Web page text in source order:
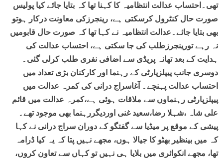
تھی۔احتساب عدالت انتظامیہ کا کہنا تھا کہ بتایا جائے کیا پولیس
صورت حال کنٹرول کرسکتی ہے، رینجرزکی معاونت درکار ہوتو
بھی بتایا جائے۔عدالت انتظامیہ نے کہا تھا کہ صورت حال قابومیں
نہ رہے تورینجرزطلب کی جا سکتی ہے، احتساب عدالت کی
ہدایت کے بعد تھانہ پریڈی سے اضافی نفری طلب کرلی گئی۔
دوسری جانب پیپلزپارٹی کے رہنما اور کارکنان بڑی تعداد میں
احتساب عدالت پہنچے۔ آغاسراج درانی کی کمرہ عدالت میں
پیپلزپارٹی رہنماوں سے ملاقات ہوئی ہے،کمرہ عدالت میں قائم
علی شاہ ،شہلا رضا،سعید غنی اوردیگررہنما بھی موجود تھے۔
پیشی کے موقع پر میڈیا سے گفتگو کے دوران سراج درانی نے کہا
کہ میں بینظیر بھٹو کا جیالا ہوں، مجھے نہیں پتا کہ یہ کیا ڈرامہ
تھا، مجھے انکوائری میں بلایا ہی نہیں تو کہاں سے تعاون کروں،